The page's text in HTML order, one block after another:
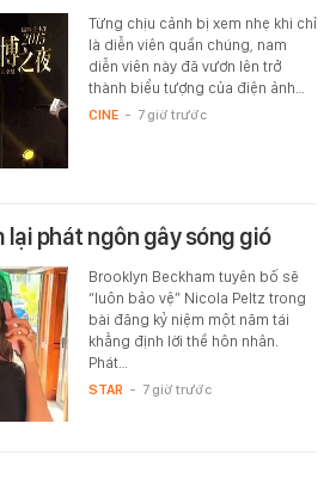
Từng chịu cảnh bị xem nhẹ khi chỉ
là diễn viên quần chúng, nam
diễn viên này đã vươn lên trở
thành biểu tượng của điện ảnh…
CINE - 7 giờ trước
lại phát ngôn gây sóng gió
Brooklyn Beckham tuyên bố sẽ
“luôn bảo vệ” Nicola Peltz trong
bài đăng kỷ niệm một năm tái
khẳng định lời thề hôn nhân.
Phát…
STAR - 7 giờ trước